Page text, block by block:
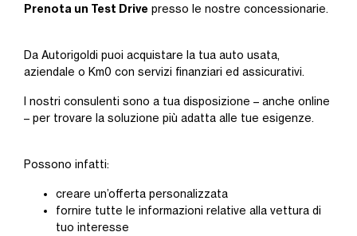
Prenota un Test Drive presso le nostre concessionarie.
Da Autorigoldi puoi acquistare la tua auto usata,
aziendale o Km0 con servizi finanziari ed assicurativi.
I nostri consulenti sono a tua disposizione – anche online
– per trovare la soluzione più adatta alle tue esigenze.
Possono infatti:
creare un’offerta personalizzata
fornire tutte le informazioni relative alla vettura di
tuo interesse